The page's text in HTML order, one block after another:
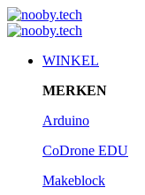
WINKEL
MERKEN
Arduino
CoDrone EDU
Makeblock